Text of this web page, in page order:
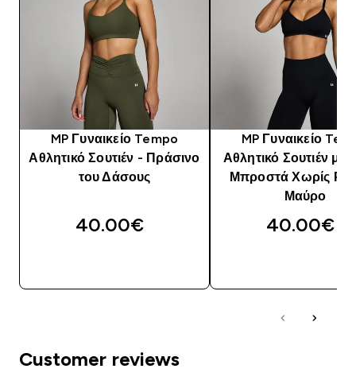
MP Γυναικείο Tempo
Αθλητικό Σουτιέν - Πράσινο
του Δάσους
40.00€‎
MP Γυναικείο
Αθλητικό Σουτιέν με
Μπροστά Χωρίς
Μαύρο
40.00€‎
Customer reviews